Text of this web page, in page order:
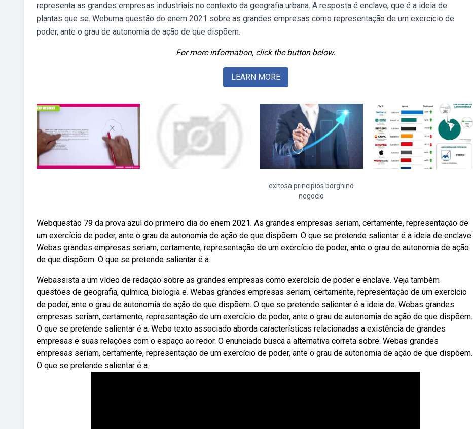
representa as grandes empresas industriais no contexto da geografia urbana. A resposta é enclave, que é a ideia de
plantas que se. Webuma questão do enem 2021 sobre as grandes empresas como representação de um exercício de
poder, ante o grau de autonomia de ação de que dispõem.
For more information, click the button below.
LEARN MORE
exitosa principios borghino
negocio
Webquestão 79 da prova azul do primeiro dia do enem 2021. As grandes empresas seriam, certamente, representação de
um exercício de poder, ante o grau de autonomia de ação de que dispõem. O que se pretende salientar é a ideia de enclave:
Webas grandes empresas seriam, certamente, representação de um exercício de poder, ante o grau de autonomia de ação
de que dispõem. O que se pretende salientar é a.
Webassista a um vídeo de redação sobre as grandes empresas como exercício de poder e enclave. Veja também
questões de geografia, química, biologia e. Webas grandes empresas seriam, certamente, representação de um exercício
de poder, ante o grau de autonomia de ação de que dispõem. O que se pretende salientar é a ideia de. Webas grandes
empresas seriam, certamente, representação de um exercício de poder, ante o grau de autonomia de ação de que dispõem.
O que se pretende salientar é a. Webo texto associado aborda características relacionadas a existência de grandes
empresas e suas relações com o espaço ao redor. O enunciado busca a alternativa correta sobre. Webas grandes
empresas seriam, certamente, representação de um exercício de poder, ante o grau de autonomia de ação de que dispõem.
O que se pretende salientar é a.